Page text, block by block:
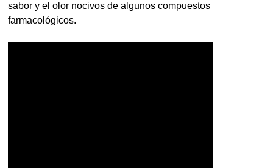
sabor y el olor nocivos de algunos compuestos
farmacológicos.